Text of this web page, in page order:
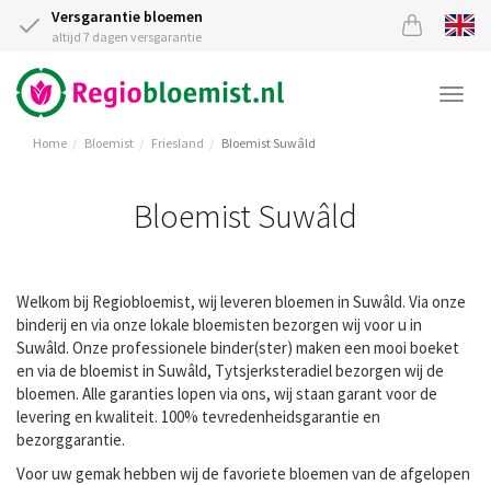
Versgarantie bloemen
altijd 7 dagen versgarantie
Home Bloemist Friesland Bloemist Suwâld
Bloemist Suwâld
Welkom bij Regiobloemist, wij leveren bloemen in Suwâld. Via onze
binderij en via onze lokale bloemisten bezorgen wij voor u in
Suwâld. Onze professionele binder(ster) maken een mooi boeket
en via de bloemist in Suwâld, Tytsjerksteradiel bezorgen wij de
bloemen. Alle garanties lopen via ons, wij staan garant voor de
levering en kwaliteit. 100% tevredenheidsgarantie en
bezorggarantie.
Voor uw gemak hebben wij de favoriete bloemen van de afgelopen